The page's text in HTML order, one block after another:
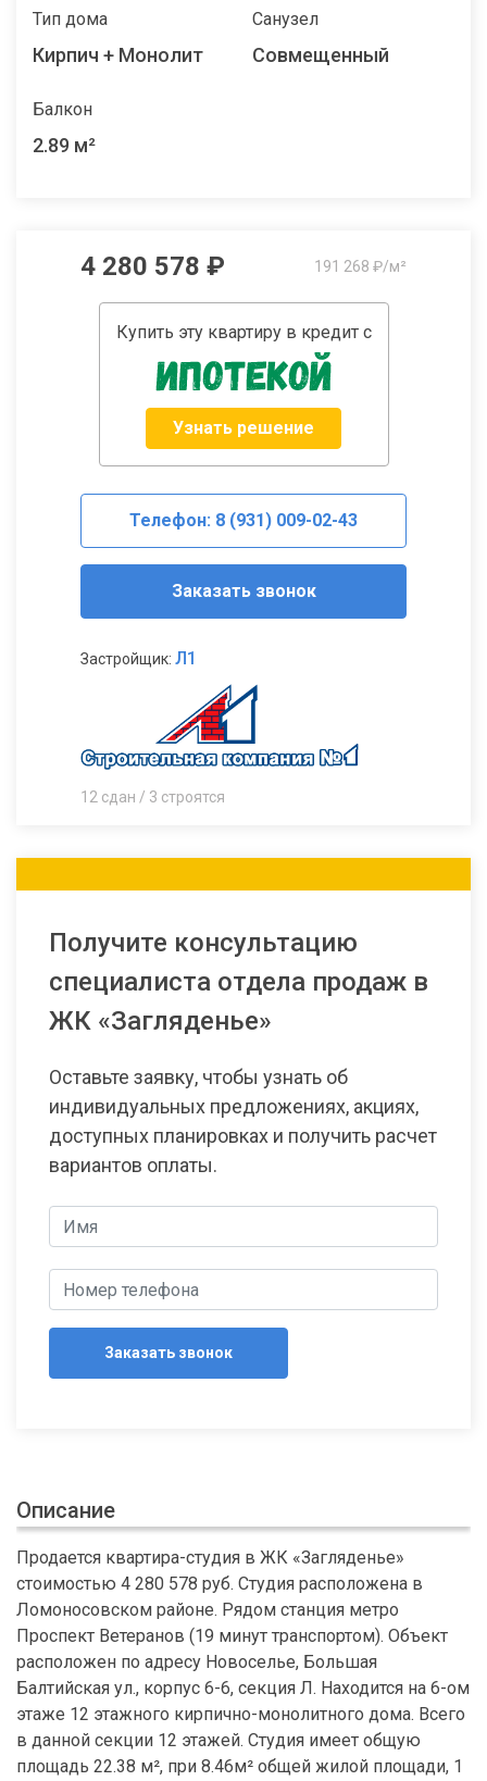
Тип дома
Кирпич + Монолит
Санузел
Совмещенный
Балкон
2.89 м²
4 280 578 ₽ 191 268 ₽/м²
Купить эту квартиру в кредит с
Узнать решение
Телефон: 8 (931) 009-02-43
Заказать звонок
Застройщик: Л1
12 сдан / 3 строятся
Получите консультацию
специалиста отдела продаж в
ЖК «Загляденье»
Оставьте заявку, чтобы узнать об
индивидуальных предложениях, акциях,
доступных планировках и получить расчет
вариантов оплаты.
Заказать звонок
Описание
Продается квартира-студия в ЖК «Загляденье»
стоимостью 4 280 578 руб. Студия расположена в
Ломоносовском районе. Рядом станция метро
Проспект Ветеранов (19 минут транспортом). Объект
расположен по адресу Новоселье, Большая
Балтийская ул., корпус 6-6, секция Л. Находится на 6-ом
этаже 12 этажного кирпично-монолитного дома. Всего
в данной секции 12 этажей. Студия имеет общую
площадь 22.38 м², при 8.46м² общей жилой площади, 1